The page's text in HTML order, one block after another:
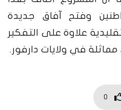
وفتح آفاق جديدة
علاوة على التفكير
في ولايات دارفور.
0